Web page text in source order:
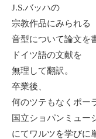
J.S.バッハの
宗教作品にみられる
音型について論文を
ドイツ語の文献を
無理して翻訳。
卒業後、
何のツテもなくポー
国立ショパンミュー
にてワルツを学びに